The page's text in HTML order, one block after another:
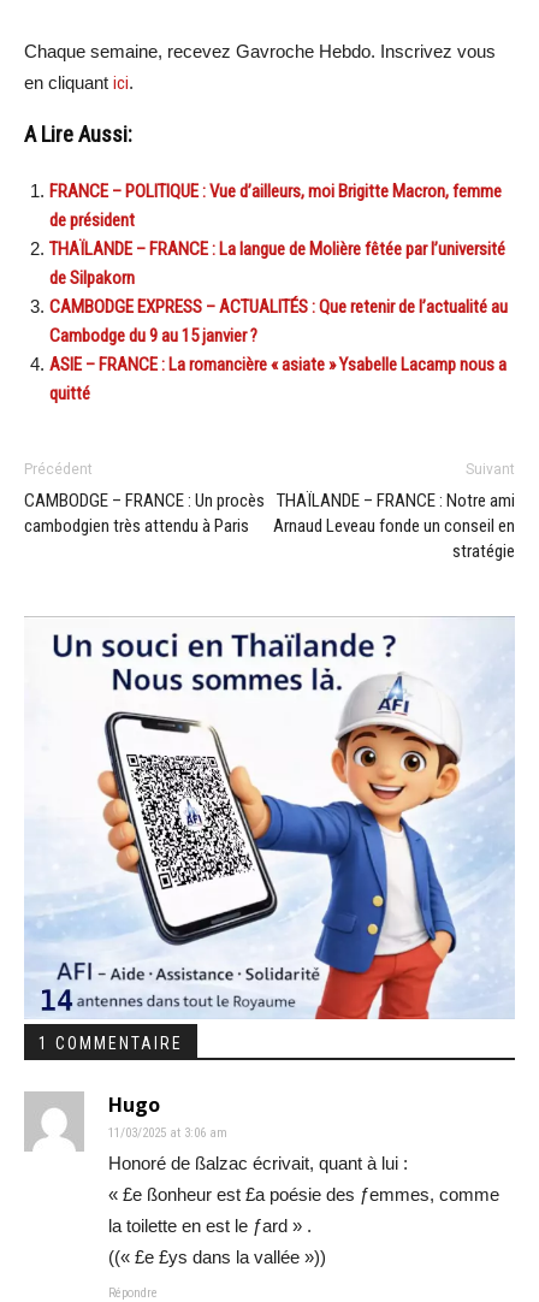
Chaque semaine, recevez Gavroche Hebdo. Inscrivez vous
en cliquant ici.
A Lire Aussi:
FRANCE – POLITIQUE : Vue d’ailleurs, moi Brigitte Macron, femme
de président
THAÏLANDE – FRANCE : La langue de Molière fêtée par l’université
de Silpakorn
CAMBODGE EXPRESS – ACTUALITÉS : Que retenir de l’actualité au
Cambodge du 9 au 15 janvier ?
ASIE – FRANCE : La romancière « asiate » Ysabelle Lacamp nous a
quitté
Précédent
CAMBODGE – FRANCE : Un procès
cambodgien très attendu à Paris
Suivant
THAÏLANDE – FRANCE : Notre ami
Arnaud Leveau fonde un conseil en
stratégie
1 COMMENTAIRE
Hugo
11/03/2025 at 3:06 am
Honoré de ßalzac écrivait, quant à lui :
« £e ßonheur est £a poésie des ƒemmes, comme
la toilette en est le ƒard » .
((« £e £ys dans la vallée »))
Répondre